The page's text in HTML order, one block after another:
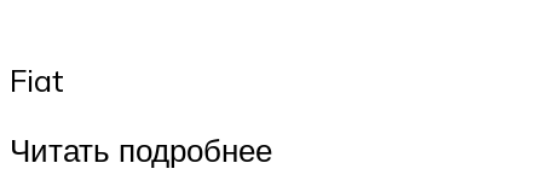
Fiat
Читать подробнее